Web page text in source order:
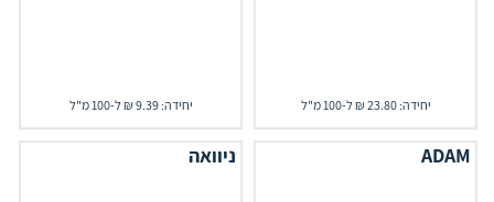
יחידה: 23.80 ₪ ל-100 מ"ל יחידה: 9.39 ₪ ל-100 מ"ל
ADAM ניוואה